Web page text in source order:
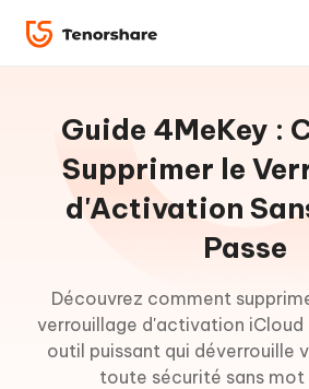
ReiBoot
PDNob
PDF
Editor
New
Guide 4MeKey :
Supprimer le
d'Activation
Passe
Découvrez comment
verrouillage d'activation iCloud
outil puissant qui déverrouille
toute sécurité sans mot
pour
Win
Supprimer
Partie
1: